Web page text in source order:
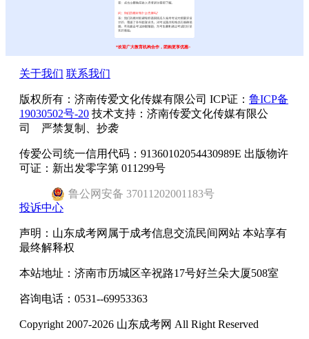
*欢迎广大教育机构合作，团购更享优惠~
关于我们 联系我们
版权所有： 济南传爱文化传媒有限公司 ICP证： 鲁ICP备
19030502号-20 技术支持：济南传爱文化传媒有限公
司 严禁复制、抄袭
传爱公司统一信用代码：91360102054430989E 出版物许
可证：新出发零字第 011299号
鲁公网安备 37011202001183号
投诉中心
声明：山东成考网属于成考信息交流民间网站 本站享有
最终解释权
本站地址：济南市历城区辛祝路17号好兰朵大厦508室
咨询电话：0531--69953363
Copyright 2007-2026 山东成考网 All Right Reserved